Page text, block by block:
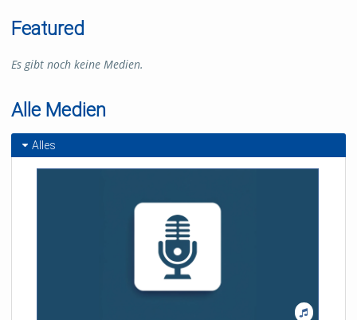
Featured
Es gibt noch keine Medien.
Alle Medien
Alles